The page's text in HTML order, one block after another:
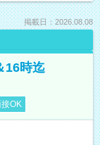
掲載日：2026.08.08
16時迄
OK